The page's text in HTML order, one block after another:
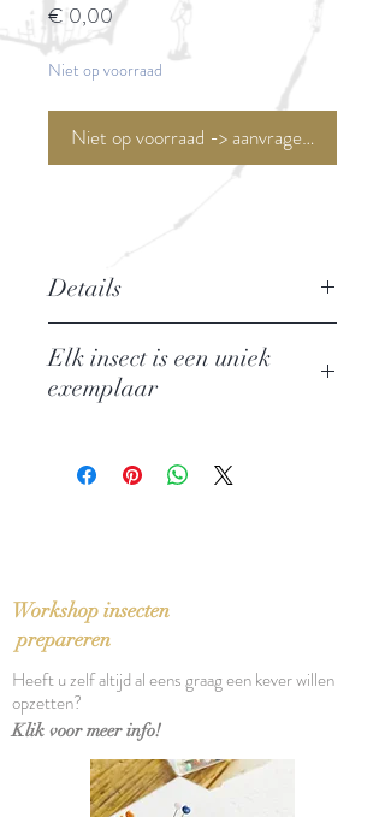
€ 0,00Prijs
Niet op voorraad
Niet op voorraad -> aanvragen <-
Details
Rhinocypha Anisoptera
Familie: Euphaeidae
Elk insect is een uniek
exemplaar
wat afwijken van de voorbeeldfoto
Workshop insecten
prepareren
Heeft u zelf altijd al eens graag een kever willen
opzetten?
Klik voor meer info!